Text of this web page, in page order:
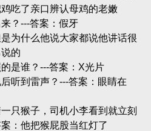
吃了亲口辨认母鸡的老嫩
？---答案：假牙
为什么他说大家都说他讲话很
的
是谁？---答案：X光片
听到雷声？---答案：眼睛在
只猴子，司机小李看到就立刻
：他把猴屁股当红灯了